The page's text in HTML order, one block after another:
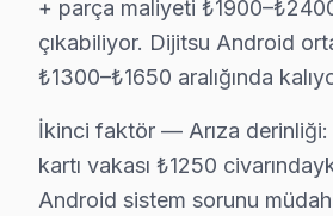
En çok etkilenen model
5.Anakart Arızası
Anakart
Fiziksel belirtisi:
Neden:Chip setin aşırı
2025 Türkiye fiyatı:
+ parça maliyeti
çıkabiliyor. Dijitsu Android
₺1300–₺1650 aralığında
İkinci faktör — Arıza derinliği:
kartı vakası ₺1250
Android sistem sorunu